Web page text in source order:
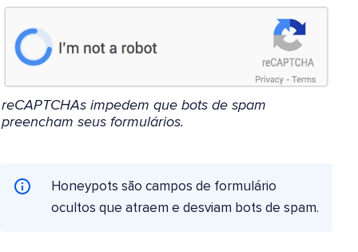
reCAPTCHAs impedem que bots de spam
preencham seus formulários.
Honeypots são campos de formulário
ocultos que atraem e desviam bots de spam.